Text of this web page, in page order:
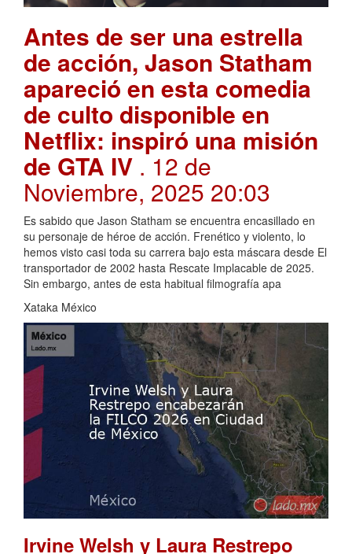
Antes de ser una estrella
de acción, Jason Statham
apareció en esta comedia
de culto disponible en
Netflix: inspiró una misión
de GTA IV . 12 de
Noviembre, 2025 20:03
Es sabido que Jason Statham se encuentra encasillado en
su personaje de héroe de acción. Frenético y violento, lo
hemos visto casi toda su carrera bajo esta máscara desde El
transportador de 2002 hasta Rescate Implacable de 2025.
Sin embargo, antes de esta habitual filmografía apa
Xataka México
Irvine Welsh y Laura Restrepo